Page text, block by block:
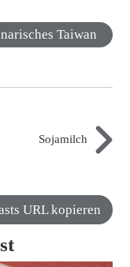
Taiwan
Sojamilch
URL kopieren